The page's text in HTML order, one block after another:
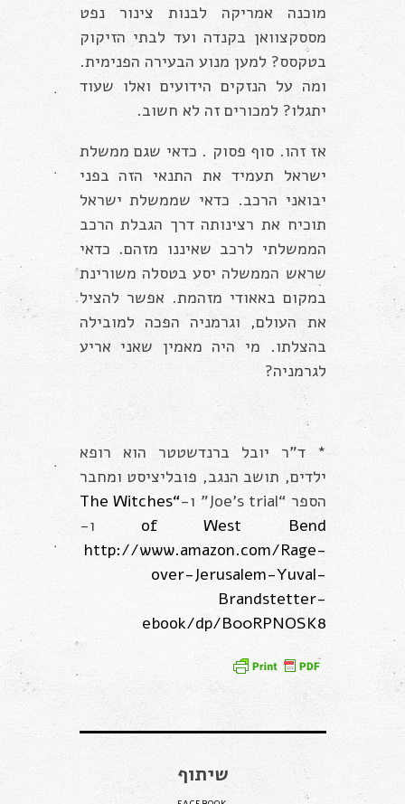
מוכנה אמריקה לבנות צינור נפט
מססקצוואן בקנדה ועד לבתי הזיקוק
בטקסס? למען מנוע הבעירה הפנימית.
ומה על הנזקים הידועים ואלו שעוד
יתגלו? למכורים זה לא חשוב.
אז זהו. סוף פסוק . כדאי שגם ממשלת
ישראל תעמיד את התנאי הזה בפני
יבואני הרכב. כדאי שממשלת ישראל
תוכיח את רצינותה דרך הגבלת הרכב
הממשלתי לרכב שאיננו מזהם. כדאי
שראש הממשלה יסע בטסלה משורינת
במקום באאודי מזהמת. אפשר להציל
את העולם, וגרמניה הפכה למובילה
בהצלתו. מי היה מאמין שאני אריע
לגרמניה?
* ד”ר יובל ברנדשטטר הוא רופא
ילדים, תושב הנגב, פובליציסט ומחבר
הספר “Joe’s trial” ו-
“The Witches
of West Bend ו-
http://www.amazon.com/Rage-
over-Jerusalem-Yuval-
Brandstetter-
ebook/dp/B00RPNOSK8
שיתוף